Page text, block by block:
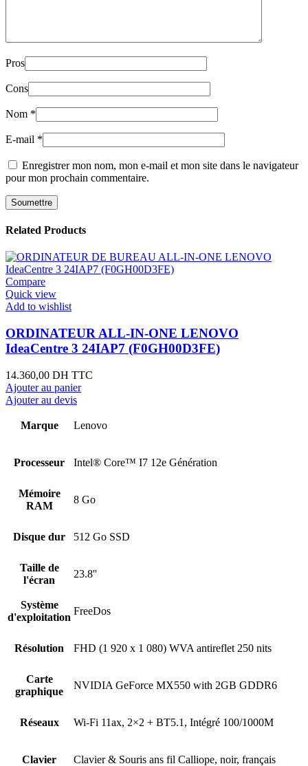
Pros
Cons
Nom *
E-mail *
Enregistrer mon nom, mon e-mail et mon site dans le navigateur
pour mon prochain commentaire.
Related Products
Compare
Quick view
Add to wishlist
ORDINATEUR ALL-IN-ONE LENOVO
IdeaCentre 3 24IAP7 (F0GH00D3FE)
14.360,00 DH TTC
Ajouter au panier
Ajouter au devis
Marque Lenovo
Processeur Intel® Core™ I7 12e Génération
Mémoire
RAM
8 Go
Disque dur 512 Go SSD
Taille de
l'écran
23.8''
Système
d'exploitation
FreeDos
Résolution FHD (1 920 x 1 080) WVA antireflet 250 nits
Carte
graphique
NVIDIA GeForce MX550 with 2GB GDDR6
Réseaux Wi-Fi 11ax, 2×2 + BT5.1, Intégré 100/1000M
Clavier Clavier & Souris ans fil Calliope, noir, français